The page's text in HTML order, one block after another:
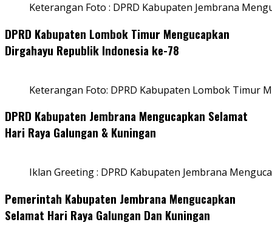
Keterangan Foto : DPRD Kabupaten Jembrana
DPRD Kabupaten Lombok Timur Mengucapkan
Dirgahayu Republik Indonesia ke-78
Keterangan Foto: DPRD Kabupaten Lombok Timur
DPRD Kabupaten Jembrana Mengucapkan Selamat
Hari Raya Galungan & Kuningan
Iklan Greeting : DPRD Kabupaten Jembrana
Pemerintah Kabupaten Jembrana Mengucapkan
Selamat Hari Raya Galungan Dan Kuningan